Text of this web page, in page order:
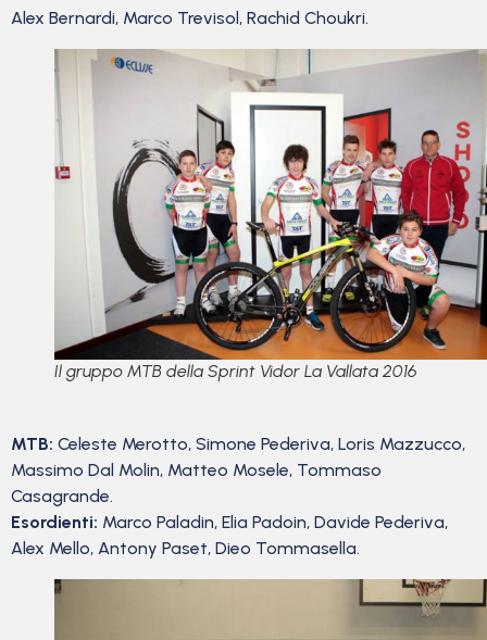
Alex Bernardi, Marco Trevisol, Rachid Choukri.
Il gruppo MTB della Sprint Vidor La Vallata 2016
MTB: Celeste Merotto, Simone Pederiva, Loris Mazzucco,
Massimo Dal Molin, Matteo Mosele, Tommaso
Casagrande.
Esordienti: Marco Paladin, Elia Padoin, Davide Pederiva,
Alex Mello, Antony Paset, Dieo Tommasella.